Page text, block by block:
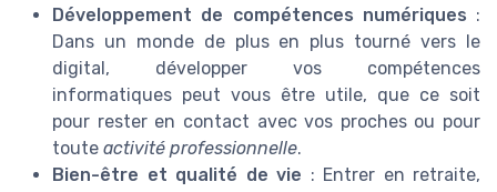
Développement de compétences numériques :
Dans un monde de plus en plus tourné vers le
digital, développer vos compétences
informatiques peut vous être utile, que ce soit
pour rester en contact avec vos proches ou pour
toute activité professionnelle.
Bien-être et qualité de vie : Entrer en retraite,